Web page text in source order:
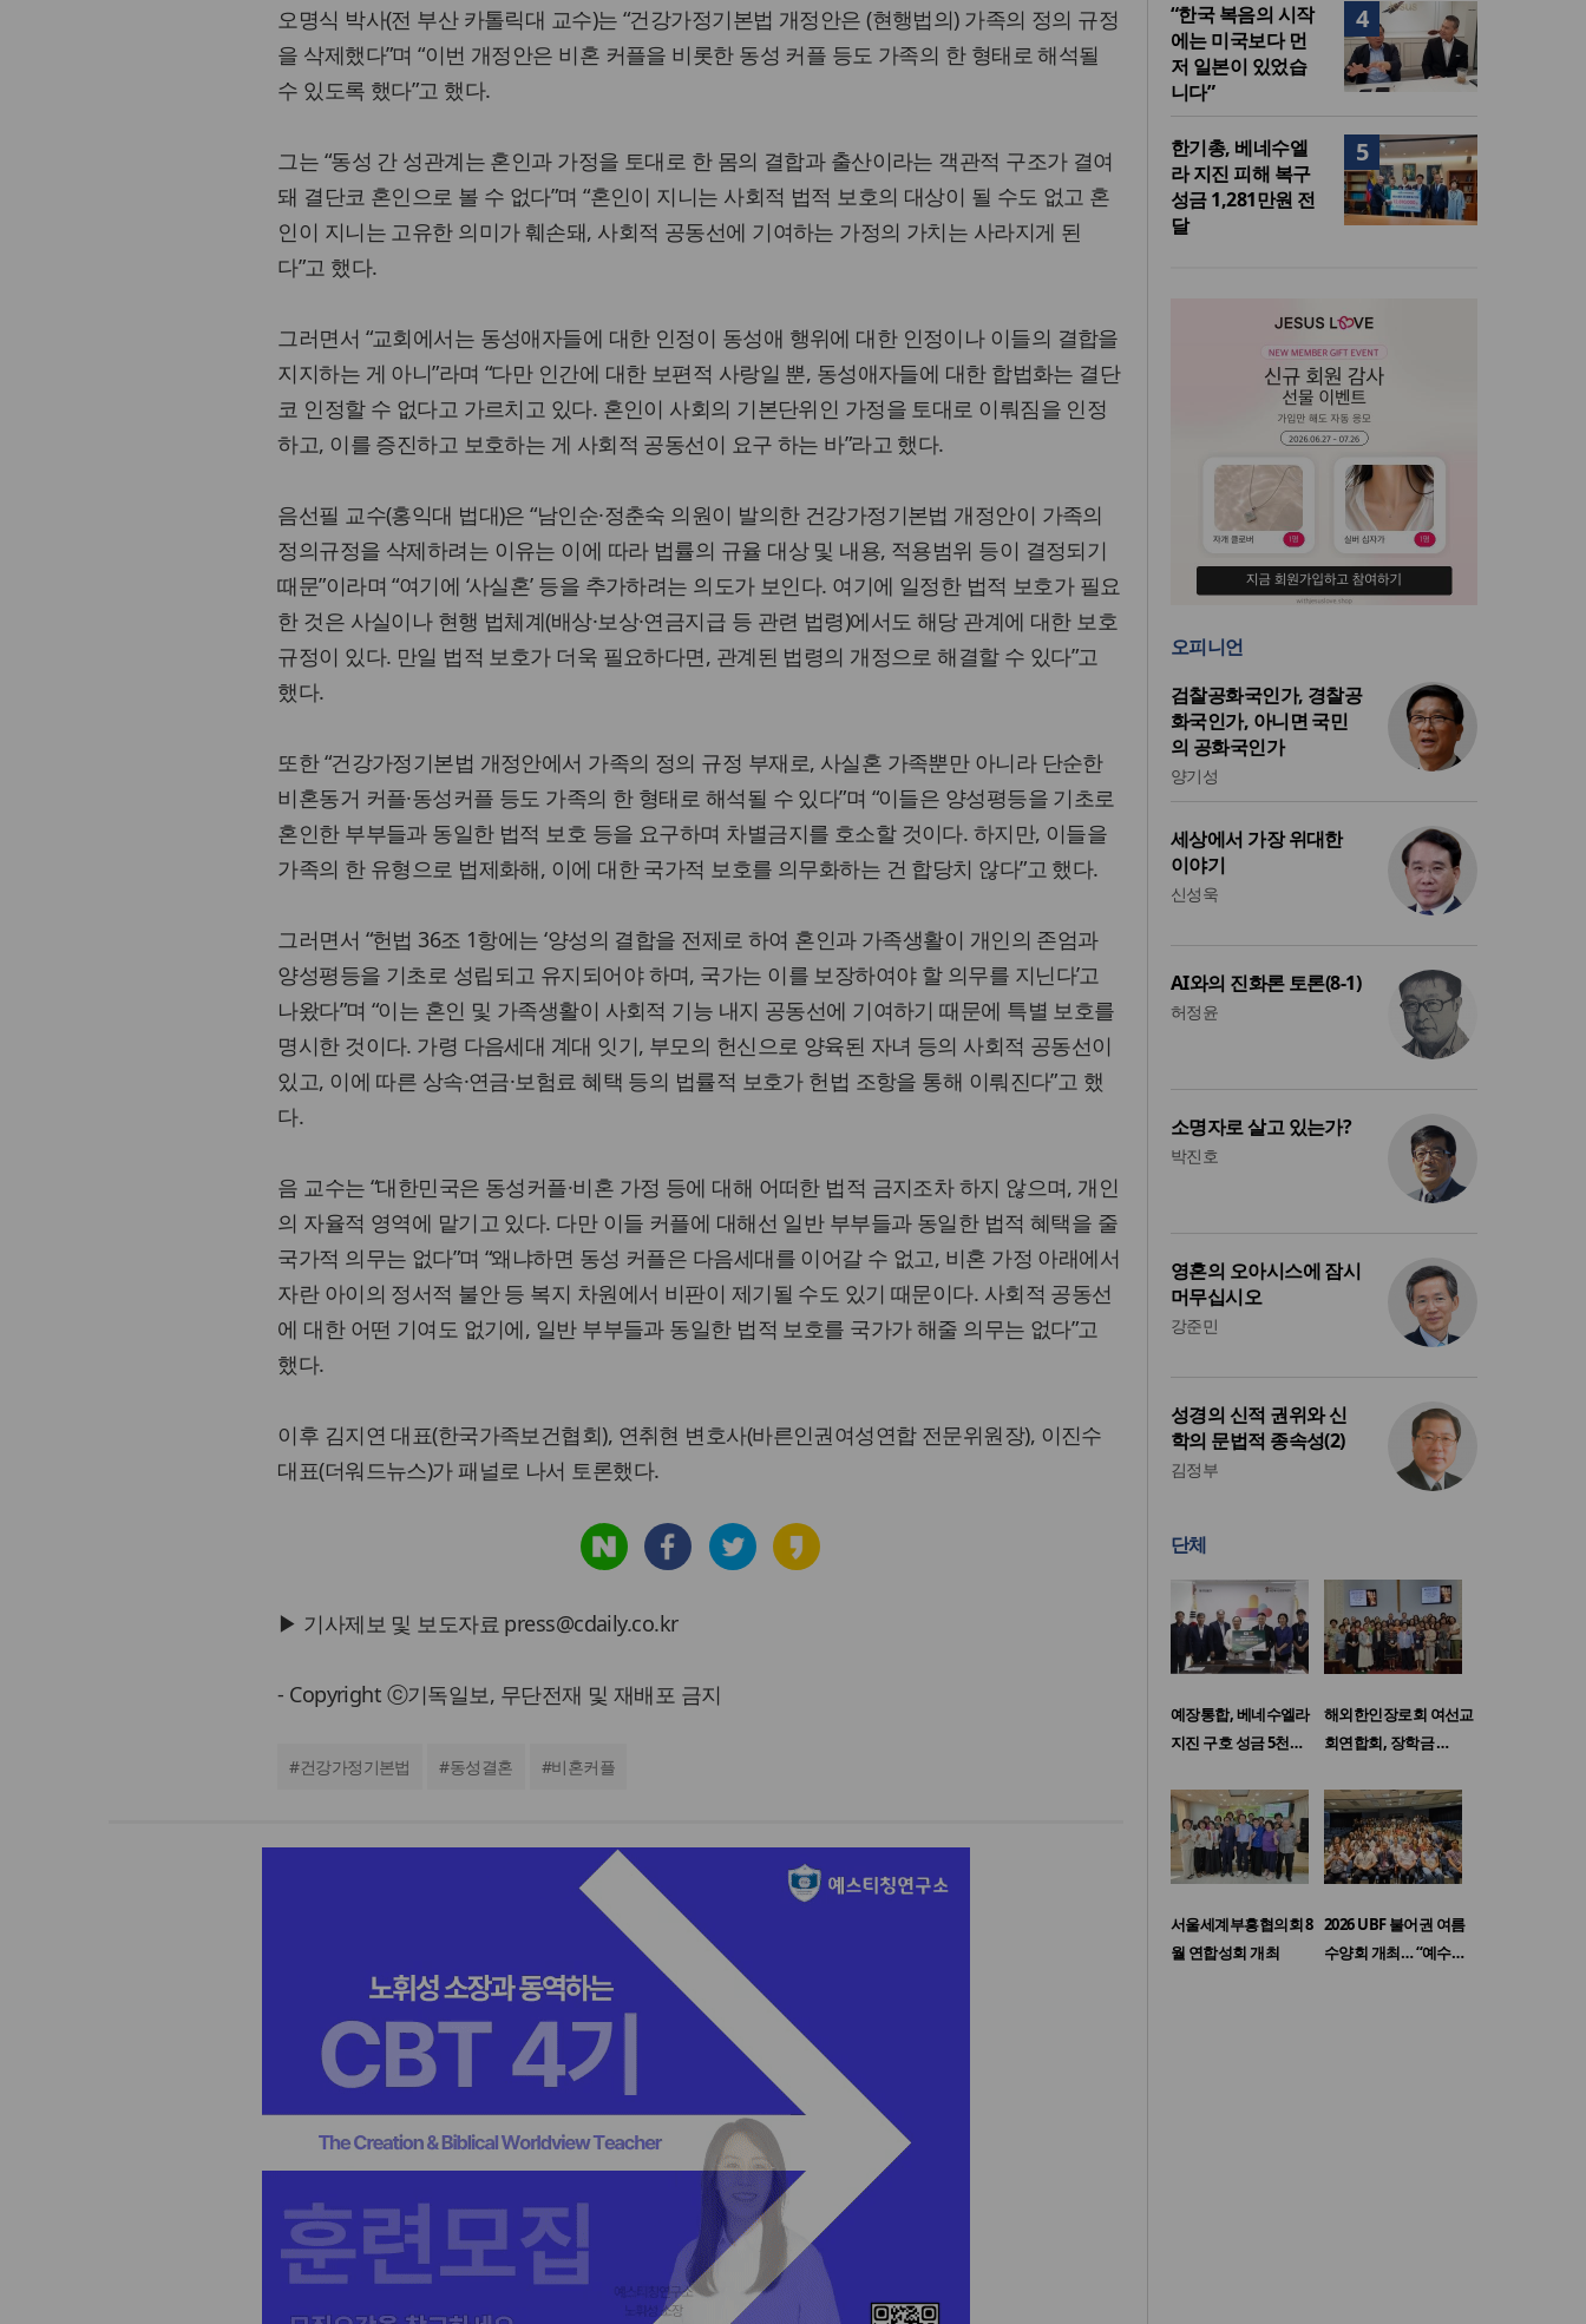
오명식 박사(전 부산 카톨릭대 교수)는 “건강가정기본법 개정안은 (현행법의) 가족의 정의 규정
을 삭제했다”며 “이번 개정안은 비혼 커플을 비롯한 동성 커플 등도 가족의 한 형태로 해석될
수 있도록 했다”고 했다.
그는 “동성 간 성관계는 혼인과 가정을 토대로 한 몸의 결합과 출산이라는 객관적 구조가 결여
돼 결단코 혼인으로 볼 수 없다”며 “혼인이 지니는 사회적 법적 보호의 대상이 될 수도 없고 혼
인이 지니는 고유한 의미가 훼손돼, 사회적 공동선에 기여하는 가정의 가치는 사라지게 된
다”고 했다.
그러면서 “교회에서는 동성애자들에 대한 인정이 동성애 행위에 대한 인정이나 이들의 결합을
지지하는 게 아니”라며 “다만 인간에 대한 보편적 사랑일 뿐, 동성애자들에 대한 합법화는 결단
코 인정할 수 없다고 가르치고 있다. 혼인이 사회의 기본단위인 가정을 토대로 이뤄짐을 인정
하고, 이를 증진하고 보호하는 게 사회적 공동선이 요구 하는 바”라고 했다.
음선필 교수(홍익대 법대)은 “남인순·정춘숙 의원이 발의한 건강가정기본법 개정안이 가족의
정의규정을 삭제하려는 이유는 이에 따라 법률의 규율 대상 및 내용, 적용범위 등이 결정되기
때문”이라며 “여기에 ‘사실혼’ 등을 추가하려는 의도가 보인다. 여기에 일정한 법적 보호가 필요
한 것은 사실이나 현행 법체계(배상·보상·연금지급 등 관련 법령)에서도 해당 관계에 대한 보호
규정이 있다. 만일 법적 보호가 더욱 필요하다면, 관계된 법령의 개정으로 해결할 수 있다”고
했다.
또한 “건강가정기본법 개정안에서 가족의 정의 규정 부재로, 사실혼 가족뿐만 아니라 단순한
비혼동거 커플·동성커플 등도 가족의 한 형태로 해석될 수 있다”며 “이들은 양성평등을 기초로
혼인한 부부들과 동일한 법적 보호 등을 요구하며 차별금지를 호소할 것이다. 하지만, 이들을
가족의 한 유형으로 법제화해, 이에 대한 국가적 보호를 의무화하는 건 합당치 않다”고 했다.
그러면서 “헌법 36조 1항에는 ‘양성의 결합을 전제로 하여 혼인과 가족생활이 개인의 존엄과
양성평등을 기초로 성립되고 유지되어야 하며, 국가는 이를 보장하여야 할 의무를 지닌다’고
나왔다”며 “이는 혼인 및 가족생활이 사회적 기능 내지 공동선에 기여하기 때문에 특별 보호를
명시한 것이다. 가령 다음세대 계대 잇기, 부모의 헌신으로 양육된 자녀 등의 사회적 공동선이
있고, 이에 따른 상속·연금·보험료 혜택 등의 법률적 보호가 헌법 조항을 통해 이뤄진다”고 했
다.
음 교수는 “대한민국은 동성커플·비혼 가정 등에 대해 어떠한 법적 금지조차 하지 않으며, 개인
의 자율적 영역에 맡기고 있다. 다만 이들 커플에 대해선 일반 부부들과 동일한 법적 혜택을 줄
국가적 의무는 없다”며 “왜냐하면 동성 커플은 다음세대를 이어갈 수 없고, 비혼 가정 아래에서
자란 아이의 정서적 불안 등 복지 차원에서 비판이 제기될 수도 있기 때문이다. 사회적 공동선
에 대한 어떤 기여도 없기에, 일반 부부들과 동일한 법적 보호를 국가가 해줄 의무는 없다”고
했다.
이후 김지연 대표(한국가족보건협회), 연취현 변호사(바른인권여성연합 전문위원장), 이진수
대표(더워드뉴스)가 패널로 나서 토론했다.
▶ 기사제보 및 보도자료 press@cdaily.co.kr
- Copyright ⓒ기독일보, 무단전재 및 재배포 금지
#건강가정기본법 #동성결혼 #비혼커플
4
“한국 복음의 시작
에는 미국보다 먼
저 일본이 있었습
니다”
5
한기총, 베네수엘
라 지진 피해 복구
성금 1,281만원 전
달
오피니언
검찰공화국인가, 경찰공
화국인가, 아니면 국민
의 공화국인가
양기성
세상에서 가장 위대한
이야기
신성욱
AI와의 진화론 토론(8-1)
허정윤
소명자로 살고 있는가?
박진호
영혼의 오아시스에 잠시
머무십시오
강준민
성경의 신적 권위와 신
학의 문법적 종속성(2)
김정부
단체
예장통합, 베네수엘라
지진 구호 성금 5천…
해외한인장로회 여선교
회연합회, 장학금 …
서울세계부흥협의회 8
월 연합성회 개최
2026 UBF 불어권 여름
수양회 개최… “예수…